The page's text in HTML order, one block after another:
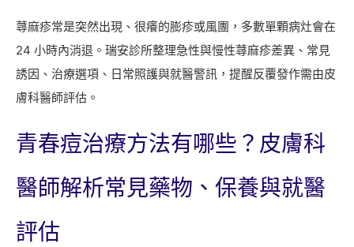
蕁麻疹常是突然出現、很癢的膨疹或風團，多數單顆病灶會在
24 小時內消退。瑞安診所整理急性與慢性蕁麻疹差異、常見
誘因、治療選項、日常照護與就醫警訊，提醒反覆發作需由皮
膚科醫師評估。
青春痘治療方法有哪些？皮膚科
醫師解析常見藥物、保養與就醫
評估